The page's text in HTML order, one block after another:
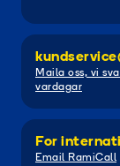
Maila oss, vi
vardagar
For
Email RamiCall